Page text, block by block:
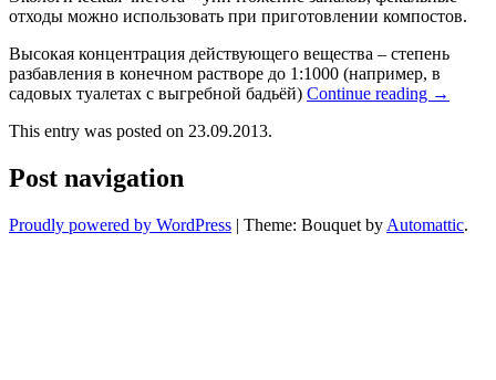
отходы можно использовать при приготовлении компостов.
Высокая концентрация действующего вещества – степень
разбавления в конечном растворе до 1:1000 (например, в
садовых туалетах с выгребной бадьёй) Continue reading →
This entry was posted on 23.09.2013.
Post navigation
Proudly powered by WordPress | Theme: Bouquet by Automattic.